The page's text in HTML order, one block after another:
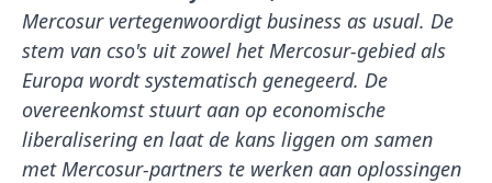
Mercosur vertegenwoordigt business as usual. De
stem van cso's uit zowel het Mercosur-gebied als
Europa wordt systematisch genegeerd. De
overeenkomst stuurt aan op economische
liberalisering en laat de kans liggen om samen
met Mercosur-partners te werken aan oplossingen